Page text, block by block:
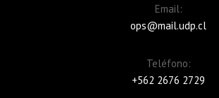
Email:
ops@mail.udp.cl
Teléfono:
+562 2676 2729